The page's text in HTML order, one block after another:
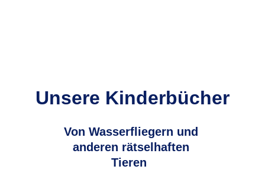
Unsere Kinderbücher
Von Wasserfliegern und
anderen rätselhaften
Tieren